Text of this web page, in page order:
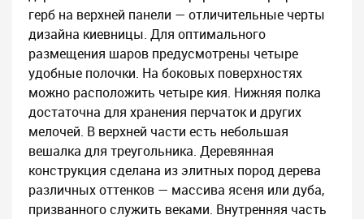
герб на верхней панели — отличительные черты
дизайна киевницы. Для оптимального
размещения шаров предусмотрены четыре
удобные полочки. На боковых поверхностях
можно расположить четыре кия. Нижняя полка
достаточна для хранения перчаток и других
мелочей. В верхней части есть небольшая
вешалка для треугольника. Деревянная
конструкция сделана из элитных пород дерева
различных оттенков — массива ясеня или дуба,
призванного служить веками. Внутренняя часть